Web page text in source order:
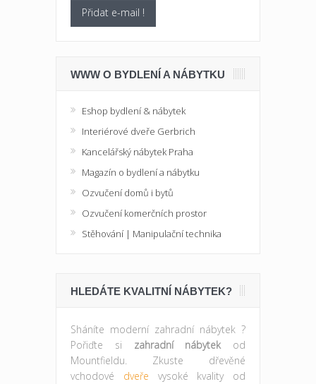
Přidat e-mail !
WWW O BYDLENÍ A NÁBYTKU
Eshop bydlení & nábytek
Interiérové dveře Gerbrich
Kancelářský nábytek Praha
Magazín o bydlení a nábytku
Ozvučení domů i bytů
Ozvučení komerčních prostor
Stěhování | Manipulační technika
HLEDÁTE KVALITNÍ NÁBYTEK?
Sháníte moderní zahradní nábytek ?
Pořiďte si zahradní nábytekod
Mountfieldu. Zkuste dřevěné
vchodové dveře vysoké kvality od